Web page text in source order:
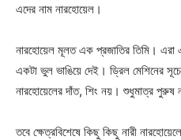
এদের নাম নারহোয়েল।
নারহোয়েল মূলত এক প্রজাতির তিমি। এরা
একটা ভুল ভাঙিয়ে দেই। ড্রিল মেশিনের
নারহোয়েলের দাঁত, শিং নয়। শুধুমাত্র পুরুষ
তবে ক্ষেত্রবিশেষে কিছু কিছু নারী